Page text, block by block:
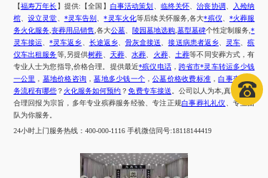
【福寿万年长 】提供:【全国】 白事活动策划 临终关怀 、治丧协调
入殓纳
棺、设立灵堂 *灵车告别 、*灵车火化等后续关怀服务 ,各大*殡仪
*火葬服
务火化服务, 丧葬用品销售 ,各大公墓 、陵园墓地选购 ,墓型墓碑个性定制服务 ,*
灵车接运 、*灵车返乡 长途返乡、 骨灰盒接送 、接送病患者返乡 灵车 、殡
仪车出租服务等,另提供树葬 天葬、水葬 火葬、 土葬等不同安葬方式，有
专业人士为您指导,价格合理。提供最近*殡仪电话， 跨省市*灵车转运多少钱
一公里
墓地价格咨询 ，墓地多少钱一个，公墓价格收费标准 ，白事丧葬服
务流程有哪些 ？ 火化服务如何预约 ？免费专车接送 。公司以人为本 ,真诚做事,
合理回报为宗旨，多年专业殡葬服务经验、专注正规白事葬礼礼仪
、专业团
队为你服务。
24小时上门服务热线：400-000-1116 手机微信同号:18118144419